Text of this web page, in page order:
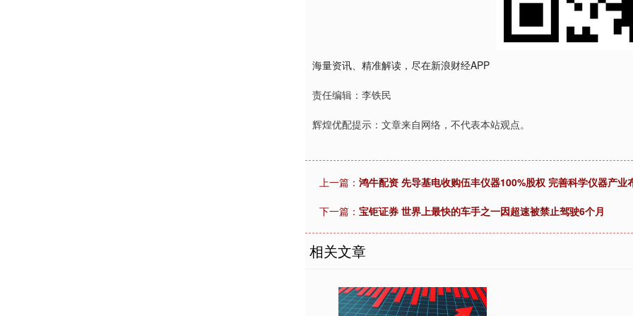
海量资讯、精准解读，尽在新浪财经APP
责任编辑：李铁民
辉煌优配提示：文章来自网络，不代表本站观点。
上一篇： 鸿牛配资 先导基电收购伍丰仪器100%股权 完善科学仪器产业
下一篇： 宝钜证券 世界上最快的车手之一因超速被禁止驾驶6个月
相关文章